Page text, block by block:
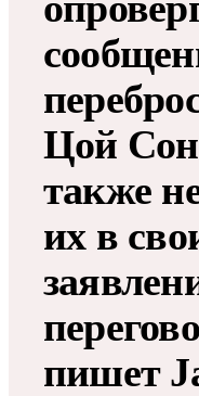
Цой
также
их в
пишет